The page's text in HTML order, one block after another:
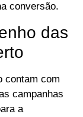
conversão.
das
contam com
campanhas
a